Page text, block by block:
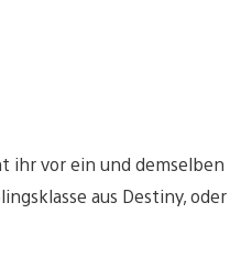
ihr vor ein und demselben
aus Destiny, oder